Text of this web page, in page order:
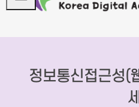
정보통신접근성(
세